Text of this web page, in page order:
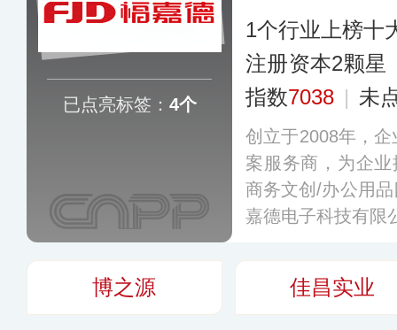
已点亮标签： 4个
1个行业上榜十
注册资本2颗星
指数7038 | 未
创立于2008年，
案服务商，为企
商务文创/办公用
嘉德电子科技有限
博之源 佳昌实业